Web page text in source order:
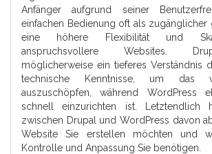
Anfänger aufgrund seiner
einfachen Bedienung oft als zugänglicher
eine höhere Flexibilität und
anspruchsvollere Websites.
möglicherweise ein tieferes Verständnis
technische Kenntnisse, um das
auszuschöpfen, während WordPress
schnell einzurichten ist. Letztendlich
zwischen Drupal und WordPress davon
Website Sie erstellen möchten und
Kontrolle und Anpassung Sie benötigen.